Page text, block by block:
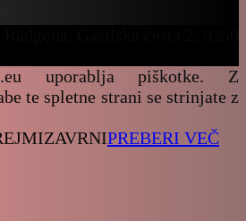
uporablja piškotke. Z
te spletne strani se strinjate z
ZAVRNIPREBERI VEČ